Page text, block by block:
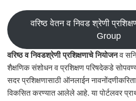
वरिष्ठ वेतन व निवड श्रेणी
Group
वरिष्ठ व निवडश्रेणी प्रशिक्षणाचे नियोजनव
शैक्षणिक संशोधन व प्रशिक्षण परिषदेकडे
सदर प्रशिक्षणासाठी ऑनलाईन नावनोंदणीकरिता
विकसित करण्यात आलेले आहे. या पोर्टलवर